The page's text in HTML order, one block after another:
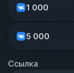
1 000
5 000
Ссылка